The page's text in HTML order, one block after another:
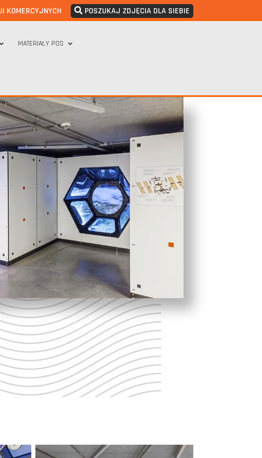
KOMERCYJNYCH POSZUKAJ ZDJĘCIA DLA SIEBIE
MATERIAŁY POS